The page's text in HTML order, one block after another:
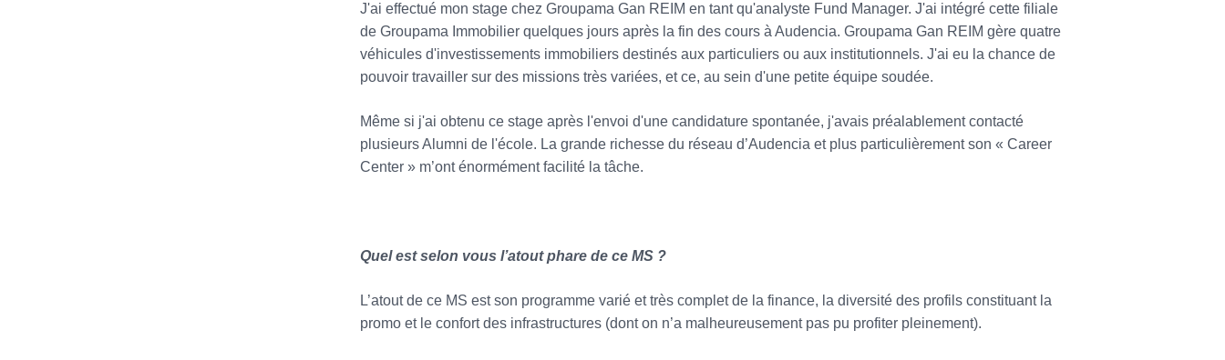
J'ai effectué mon stage chez Groupama Gan REIM en tant qu'analyste Fund Manager. J'ai intégré cette filiale
de Groupama Immobilier quelques jours après la fin des cours à Audencia. Groupama Gan REIM gère quatre
véhicules d'investissements immobiliers destinés aux particuliers ou aux institutionnels. J'ai eu la chance de
pouvoir travailler sur des missions très variées, et ce, au sein d'une petite équipe soudée.
Même si j'ai obtenu ce stage après l'envoi d'une candidature spontanée, j'avais préalablement contacté
plusieurs Alumni de l'école. La grande richesse du réseau d’Audencia et plus particulièrement son « Career
Center » m’ont énormément facilité la tâche.
Quel est selon vous l’atout phare de ce MS ?
L’atout de ce MS est son programme varié et très complet de la finance, la diversité des profils constituant la
promo et le confort des infrastructures (dont on n’a malheureusement pas pu profiter pleinement).